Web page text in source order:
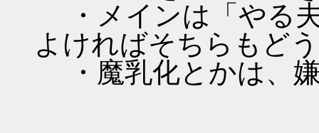
・メインは「やる
よければそちらもど
・魔乳化とかは、